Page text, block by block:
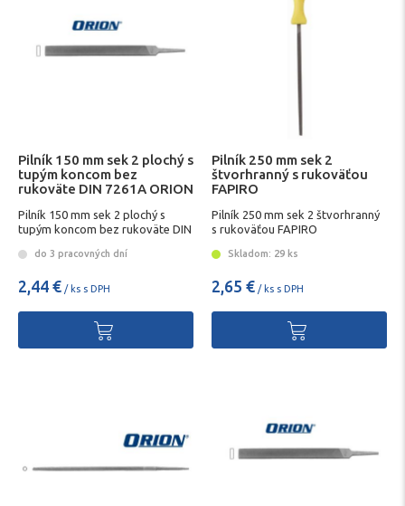
Pilník 150 mm sek 2 plochý s
tupým koncom bez
rukoväte DIN 7261A ORION
Pilník 150 mm sek 2 plochý s
tupým koncom bez rukoväte DIN
do 3 pracovných dní
2,44 € / ks s DPH
Pilník 250 mm sek 2
štvorhranný s rukoväťou
FAPIRO
Pilník 250 mm sek 2 štvorhranný
s rukoväťou FAPIRO
Skladom: 29 ks
2,65 € / ks s DPH